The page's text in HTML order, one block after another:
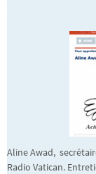
Aline Awad,
Radio Vatican.